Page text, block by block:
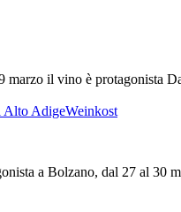
il vino è protagonista
Alto AdigeWeinkost
a Bolzano, dal 27 al 30